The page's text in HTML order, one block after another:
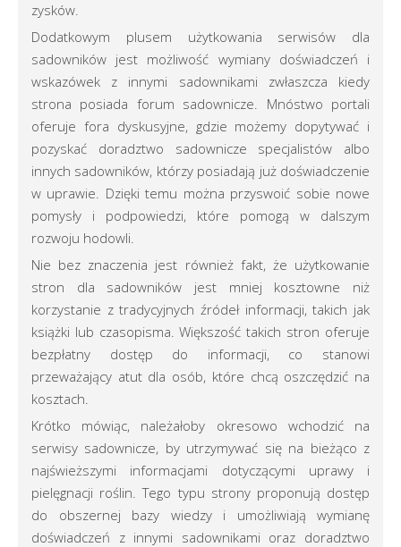
zysków.
Dodatkowym plusem użytkowania serwisów dla
sadowników jest możliwość wymiany doświadczeń i
wskazówek z innymi sadownikami zwłaszcza kiedy
strona posiada forum sadownicze. Mnóstwo portali
oferuje fora dyskusyjne, gdzie możemy dopytywać i
pozyskać doradztwo sadownicze specjalistów albo
innych sadowników, którzy posiadają już doświadczenie
w uprawie. Dzięki temu można przyswoić sobie nowe
pomysły i podpowiedzi, które pomogą w dalszym
rozwoju hodowli.
Nie bez znaczenia jest również fakt, że użytkowanie
stron dla sadowników jest mniej kosztowne niż
korzystanie z tradycyjnych źródeł informacji, takich jak
książki lub czasopisma. Większość takich stron oferuje
bezpłatny dostęp do informacji, co stanowi
przeważający atut dla osób, które chcą oszczędzić na
kosztach.
Krótko mówiąc, należałoby okresowo wchodzić na
serwisy sadownicze, by utrzymywać się na bieżąco z
najświeższymi informacjami dotyczącymi uprawy i
pielęgnacji roślin. Tego typu strony proponują dostęp
do obszernej bazy wiedzy i umożliwiają wymianę
doświadczeń z innymi sadownikami oraz doradztwo